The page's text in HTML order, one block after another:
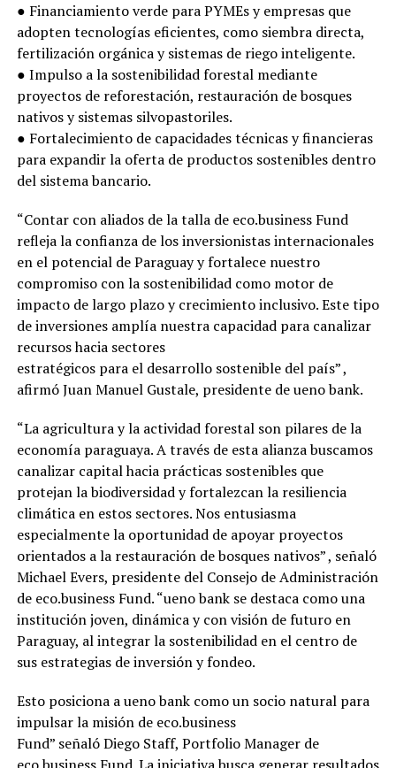
● Financiamiento verde para PYMEs y empresas que
adopten tecnologías eficientes, como siembra directa,
fertilización orgánica y sistemas de riego inteligente.
● Impulso a la sostenibilidad forestal mediante
proyectos de reforestación, restauración de bosques
nativos y sistemas silvopastoriles.
● Fortalecimiento de capacidades técnicas y financieras
para expandir la oferta de productos sostenibles dentro
del sistema bancario.
“Contar con aliados de la talla de eco.business Fund
refleja la confianza de los inversionistas internacionales
en el potencial de Paraguay y fortalece nuestro
compromiso con la sostenibilidad como motor de
impacto de largo plazo y crecimiento inclusivo. Este tipo
de inversiones amplía nuestra capacidad para canalizar
recursos hacia sectores
estratégicos para el desarrollo sostenible del país” ,
afirmó Juan Manuel Gustale, presidente de ueno bank.
“La agricultura y la actividad forestal son pilares de la
economía paraguaya. A través de esta alianza buscamos
canalizar capital hacia prácticas sostenibles que
protejan la biodiversidad y fortalezcan la resiliencia
climática en estos sectores. Nos entusiasma
especialmente la oportunidad de apoyar proyectos
orientados a la restauración de bosques nativos” , señaló
Michael Evers, presidente del Consejo de Administración
de eco.business Fund. “ueno bank se destaca como una
institución joven, dinámica y con visión de futuro en
Paraguay, al integrar la sostenibilidad en el centro de
sus estrategias de inversión y fondeo.
Esto posiciona a ueno bank como un socio natural para
impulsar la misión de eco.business
Fund” señaló Diego Staff, Portfolio Manager de
eco.business Fund. La iniciativa busca generar resultados